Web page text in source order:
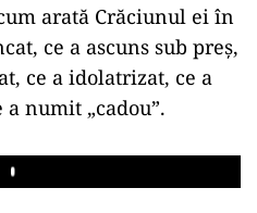
arată Crăciunul ei în
ce a ascuns sub preș,
ce a idolatrizat, ce a
numit „cadou”.
Play